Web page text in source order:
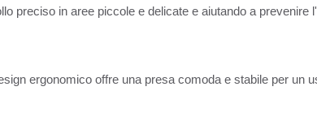
preciso in aree piccole e delicate e aiutando a prevenire
ergonomico offre una presa comoda e stabile per un